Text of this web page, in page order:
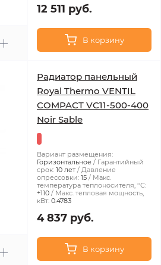
12 511 руб.
В корзину
Радиатор панельный
Royal Thermo VENTIL
COMPACT VC11-500-400
Noir Sable
Вариант размещения:
Горизонтальное
Гарантийный
срок: 10 лет
Давление
опрессовки: 15
Макс.
температура теплоносителя, °С:
+110
Макс. тепловая мощность,
кВт: 0.4783
4 837 руб.
В корзину